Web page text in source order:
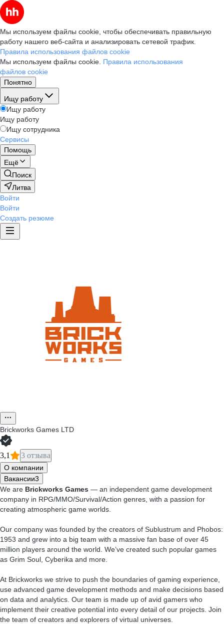
Мы используем файлы cookie, чтобы обеспечивать правильную
работу нашего веб-сайта и анализировать сетевой трафик.
Правила использования файлов cookie
Мы используем файлы cookie. Правила использования
файлов cookie
Понятно
Ищу работу
Ищу работу
Ищу работу
Ищу сотрудника
Сервисы
Помощь
Ещё
Поиск
Литва
Войти
Войти
Создать резюме
Brickworks Games LTD
3,1 3 отзыва
О компании
Вакансии3
We are Brickworks Games — an independent game development
company in RPG/MMO/Survival/Action genres, with a passion for
creating atmospheric game worlds.
Our company was founded by the creators of Sublustrum and Phobos:
1953 and grew into a big team with a massive fan base of over 45
million players around the world. We’ve created such popular games
as Grim Soul, Cyberika and more.
At Brickworks we strive to push the boundaries of gaming experience,
use advanced game development methods and make decisions based
on data and analytics. Our team is made up of avid gamers who
implement their creative potential into every detail of our projects. Join
the team of creators and explorers of virtual universes.